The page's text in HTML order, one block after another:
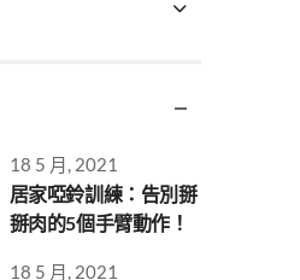
18 5 月, 2021
居家啞鈴訓練：告別掰
掰肉的5個手臂動作！
18 5 月, 2021